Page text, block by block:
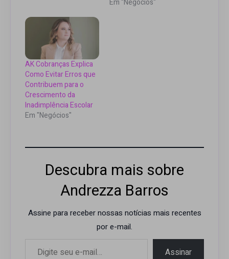
Em "Negócios"
AK Cobranças Explica
Como Evitar Erros que
Contribuem para o
Crescimento da
Inadimplência Escolar
Em "Negócios"
Descubra mais sobre
Andrezza Barros
Assine para receber nossas notícias mais recentes
por e-mail.
Assinar